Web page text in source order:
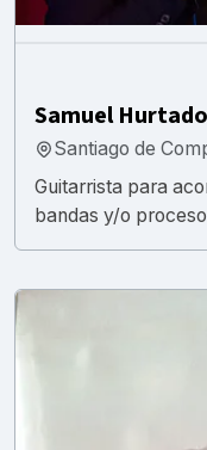
Samuel Hurtado
Santiago de
Guitarrista para
bandas y/o